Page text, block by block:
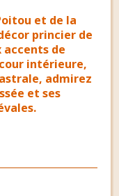
et de la
princier de
accents de
intérieure,
admirez
et ses